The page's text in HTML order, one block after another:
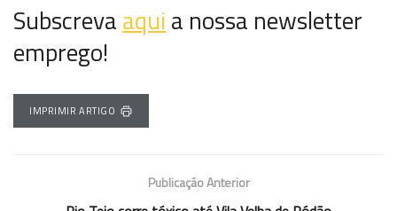
Subscrevaaquia nossa newsletter
emprego!
IMPRIMIR ARTIGO
Publicação Anterior